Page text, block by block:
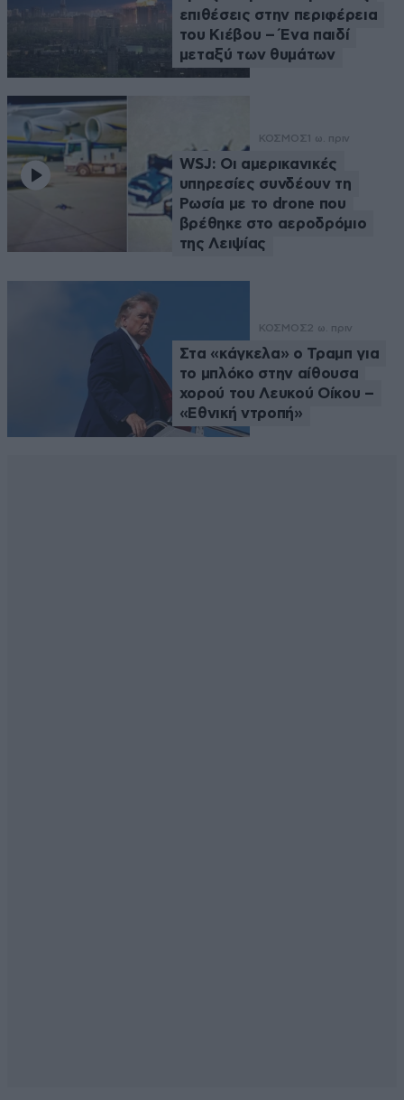
επιθέσεις στην περιφέρεια
του Κιέβου – Ένα παιδί
μεταξύ των θυμάτων
ΚΟΣΜΟΣ 1 ω. πριν
WSJ: Οι αμερικανικές
υπηρεσίες συνδέουν τη
Ρωσία με το drone που
βρέθηκε στο αεροδρόμιο
της Λειψίας
ΚΟΣΜΟΣ2 ω. πριν
Στα «κάγκελα» ο Τραμπ για
το μπλόκο στην αίθουσα
χορού του Λευκού Οίκου –
«Εθνική ντροπή»